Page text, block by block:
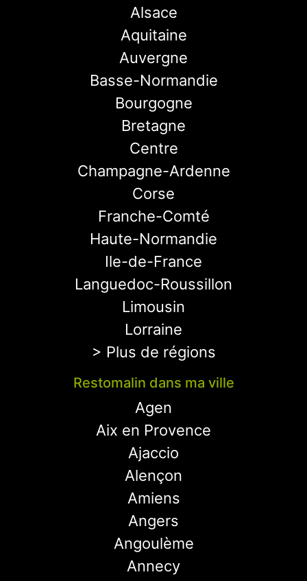
Alsace
Aquitaine
Auvergne
Basse-Normandie
Bourgogne
Bretagne
Centre
Champagne-Ardenne
Corse
Franche-Comté
Haute-Normandie
Ile-de-France
Languedoc-Roussillon
Limousin
Lorraine
> Plus de régions
Restomalin dans ma ville
Agen
Aix en Provence
Ajaccio
Alençon
Amiens
Angers
Angoulème
Annecy